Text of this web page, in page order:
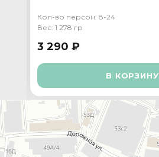
Кол-во персон: 8-24
Вес: 1 278 гр
3 290 ₽
В КОРЗИНУ